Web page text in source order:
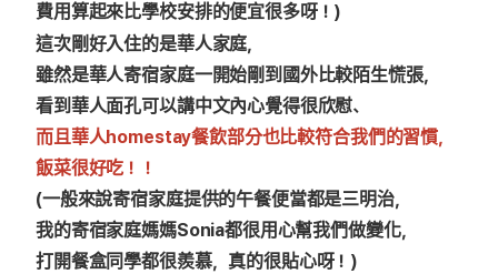
費用算起來比學校安排的便宜很多呀！)
這次剛好入住的是華人家庭，
雖然是華人寄宿家庭一開始剛到國外比較陌生慌張，
看到華人面孔可以講中文內心覺得很欣慰、
而且華人homestay餐飲部分也比較符合我們的習慣，
飯菜很好吃！！
(一般來說寄宿家庭提供的午餐便當都是三明治，
我的寄宿家庭媽媽Sonia都很用心幫我們做變化，
打開餐盒同學都很羨慕，真的很貼心呀！)